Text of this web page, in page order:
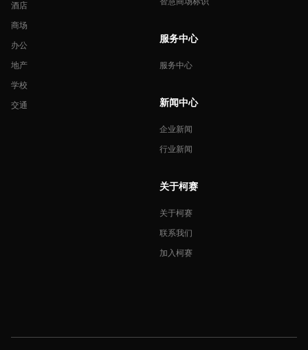
酒店
商场
办公
地产
学校
交通
服务中心
服务中心
新闻中心
企业新闻
行业新闻
关于柯赛
关于柯赛
联系我们
加入柯赛